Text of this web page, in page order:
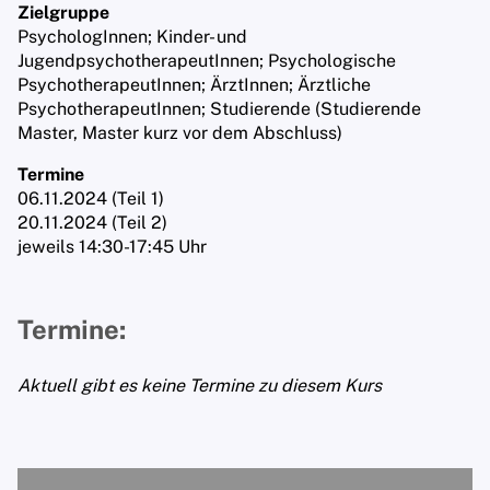
Zielgruppe
PsychologInnen; Kinder- und
JugendpsychotherapeutInnen; Psychologische
PsychotherapeutInnen; ÄrztInnen; Ärztliche
PsychotherapeutInnen; Studierende (Studierende
Master, Master kurz vor dem Abschluss)
Termine
06.11.2024 (Teil 1)
20.11.2024 (Teil 2)
jeweils 14:30-17:45 Uhr
Termine:
Aktuell gibt es keine Termine zu diesem Kurs